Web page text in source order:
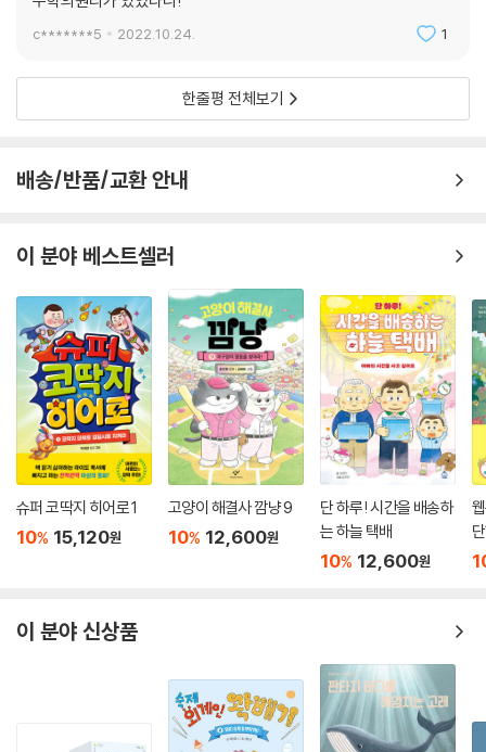
c*******5 2022.10.24. 1
한줄평 전체보기
배송/반품/교환 안내
이 분야 베스트셀러
슈퍼 코딱지 히어로 1
10% 15,120원
고양이 해결사 깜냥 9
10% 12,600원
단 하루! 시간을 배송하
는 하늘 택배
10% 12,600원
이 분야 신상품